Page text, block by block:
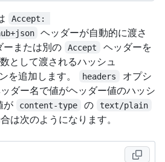
Accept:
ヘッダーが自動的に渡さ
ーまたは別の
Accept
ヘッダーを
として渡されるハッシュ
を追加します。 headers
オプシ
ダー名で値がヘッダー値のハッシ
が
content-type の text/plain
は次のようになります。